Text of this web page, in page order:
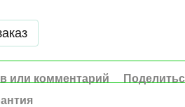
или комментарий